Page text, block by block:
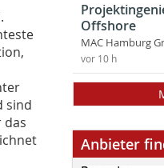
sind
das
Offshore
MAC Hamburg
vor 10 h
Anbieter